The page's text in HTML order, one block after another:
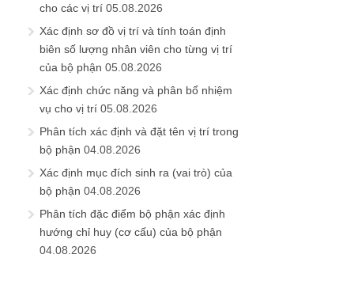
cho các vị trí 05.08.2026
Xác định sơ đồ vị trí và tính toán định
biên số lượng nhân viên cho từng vị trí
của bộ phận 05.08.2026
Xác định chức năng và phân bổ nhiệm
vụ cho vị trí 05.08.2026
Phân tích xác định và đặt tên vị trí trong
bộ phận 04.08.2026
Xác định mục đích sinh ra (vai trò) của
bộ phận 04.08.2026
Phân tích đặc điểm bộ phận xác định
hướng chỉ huy (cơ cấu) của bộ phận
04.08.2026